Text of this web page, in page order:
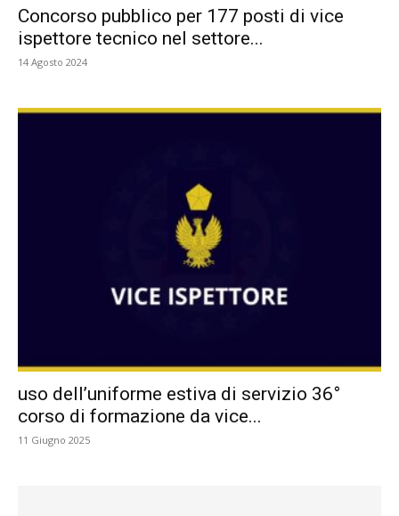
Concorso pubblico per 177 posti di vice
ispettore tecnico nel settore...
14 Agosto 2024
uso dell’uniforme estiva di servizio 36°
corso di formazione da vice...
11 Giugno 2025